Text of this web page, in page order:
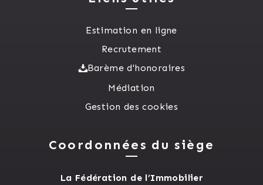
Estimation en ligne
Recrutement
Barème d'honoraires
Médiation
Gestion des cookies
Coordonnées du siège
La Fédération de l’Immobilier